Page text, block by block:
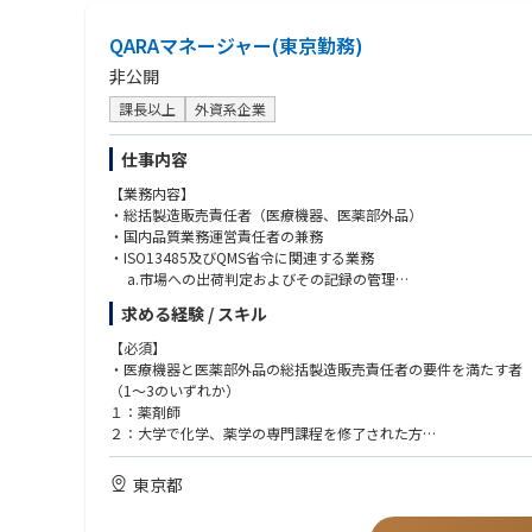
QARAマネージャー(東京勤務)
非公開
課長以上 外資系企業
仕事内容
【業務内容】
・総括製造販売責任者（医療機器、医薬部外品）
・国内品質業務運営責任者の兼務
・ISO13485及びQMS省令に関連する業務
a.市場への出荷判定およびその記録の管理
b.最終製品の保管場所の管理
c.薬機法で定める品質の合意文書の管理・更新
d.不適合品の取り扱い全般、回収対応
e.品質管理に必要な監査の対応（内部と外部）
f.SOPその他文書・記録の管理と維持
・QARA（品質保証・薬事）部門のマネジメント（現在は部下1名
・返品の再出荷判定
・製品廃止手続き
求める経験 / スキル
【必須】
・医療機器と医薬部外品の総括製造販売責任者の要件を満たす者
（1～3のいずれか）
１：薬剤師
２：大学で化学、薬学の専門課程を修了された方
３：医療機器・医薬品・再生医療製品の製販実務経験5年で、そ
東京都